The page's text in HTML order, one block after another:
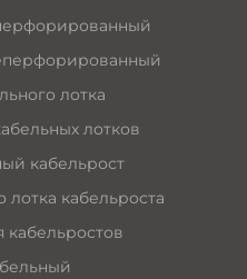
лотка
лотков
кабельрост
кабельроста
кабельростов